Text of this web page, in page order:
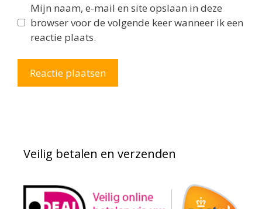
Mijn naam, e-mail en site opslaan in deze
browser voor de volgende keer wanneer ik een
reactie plaats.
Veilig betalen en verzenden